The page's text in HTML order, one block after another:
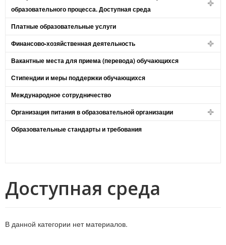
образовательного процесса. Доступная среда
Платные образовательные услуги
Финансово-хозяйственная деятельность
Вакантные места для приема (перевода) обучающихся
Стипендии и меры поддержки обучающихся
Международное сотрудничество
Организация питания в образовательной организации
Образовательные стандарты и требования
Доступная среда
В данной категории нет материалов.